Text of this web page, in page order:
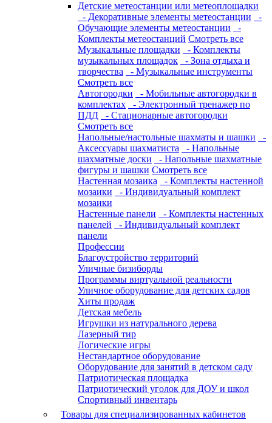
Детские метеостанции или метеоплощадки
- Декоративные элементы метеостанции
-
Обучающие элементы метеостанции
-
Комплекты метеостанций Смотреть все
Музыкальные площадки
- Комплекты
музыкальных площадок
- Зона отдыха и
творчества
- Музыкальные инструменты
Смотреть все
Автогородки
- Мобильные автогородки в
комплектах
- Электронный тренажер по
ПДД
- Стационарные автогородки
Смотреть все
Напольные/настольные шахматы и шашки
-
Аксессуары шахматиста
- Напольные
шахматные доски
- Напольные шахматные
фигуры и шашки Смотреть все
Настенная мозаика
- Комплекты настенной
мозаики
- Индивидуальный комплект
мозаики
Настенные панели
- Комплекты настенных
панелей
- Индивидуальный комплект
панели
Профессии
Благоустройство территорий
Уличные бизиборды
Программы виртуальной реальности
Уличное оборудование для детских садов
Хиты продаж
Детская мебель
Игрушки из натурального дерева
Лазерный тир
Логические игры
Нестандартное оборудование
Оборудование для занятий в детском саду
Патриотическая площадка
Патриотический уголок для ДОУ и школ
Спортивный инвентарь
Товары для специализированных кабинетов